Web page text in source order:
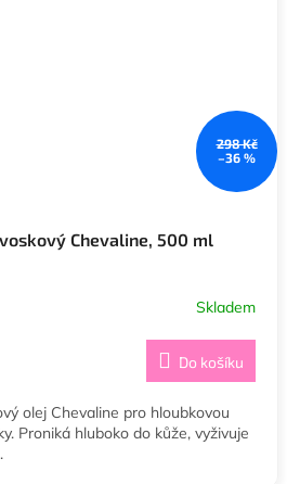
298 Kč
–36 %
Chevaline, 500 ml
Skladem
Do košíku
olej Chevaline pro hloubkovou
Proniká hluboko do kůže, vyživuje